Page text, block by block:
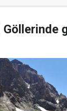
Göllerinde